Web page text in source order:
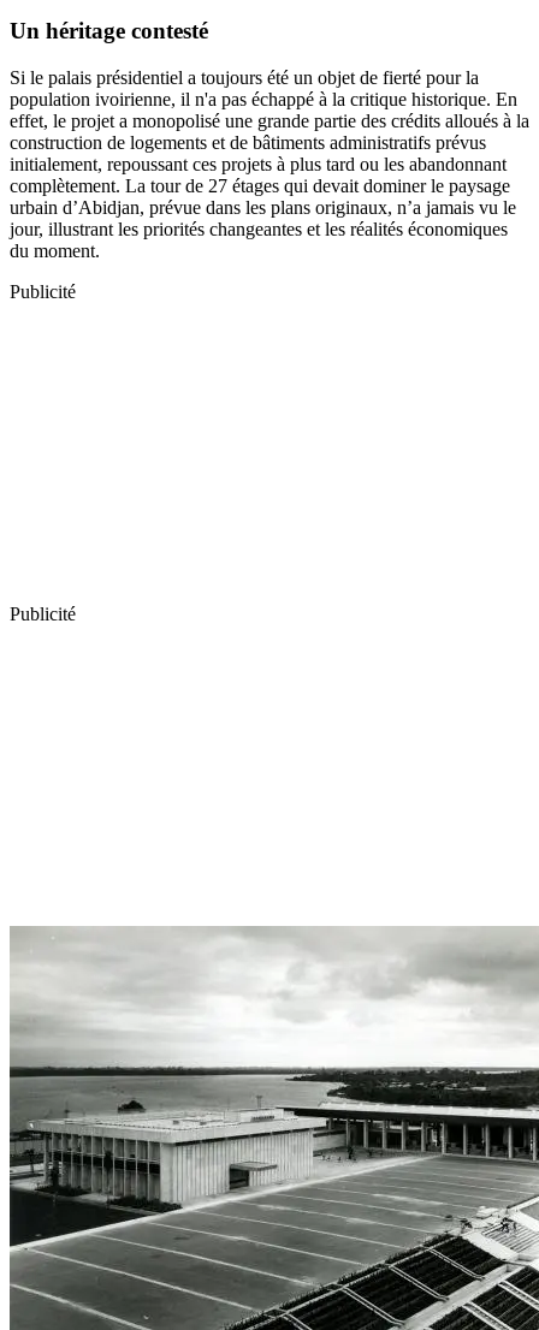
Un héritage contesté
Si le palais présidentiel a toujours été un objet de fierté pour la
population ivoirienne, il n'a pas échappé à la critique historique. En
effet, le projet a monopolisé une grande partie des crédits alloués à la
construction de logements et de bâtiments administratifs prévus
initialement, repoussant ces projets à plus tard ou les abandonnant
complètement. La tour de 27 étages qui devait dominer le paysage
urbain d’Abidjan, prévue dans les plans originaux, n’a jamais vu le
jour, illustrant les priorités changeantes et les réalités économiques
du moment.
Publicité
Publicité